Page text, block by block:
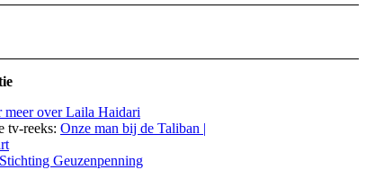
meer over Laila Haidari
tv-reeks: Onze man bij de Taliban |
Geuzenpenning